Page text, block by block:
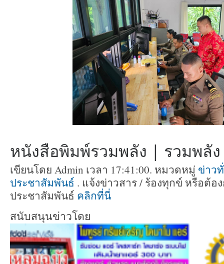
หนังสือพิมพ์รวมพลัง | รวมพลั
เขียนโดย Admin เวลา 17:41:00. หมวดหมู่ ข่าว
ประชาสัมพันธ์ . แจ้งข่าวสาร / ร้องทุกข์ หรือต้
ประชาสัมพันธ์ คลิกที่นี่
สนับสนุนข่าวโดย